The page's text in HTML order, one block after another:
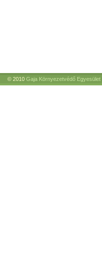
© 2010 Gaja Környezetvédő Egyesület